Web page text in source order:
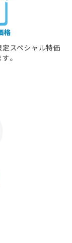
スペシャル特価
。